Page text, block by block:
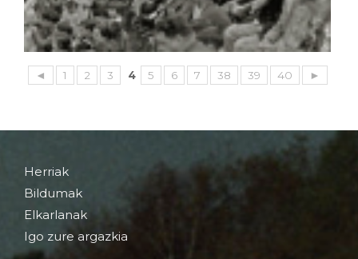
◄ 1 2 3 4 5 6 7 38 39 40 ►
Herriak
Bildumak
Elkarlanak
Igo zure argazkia